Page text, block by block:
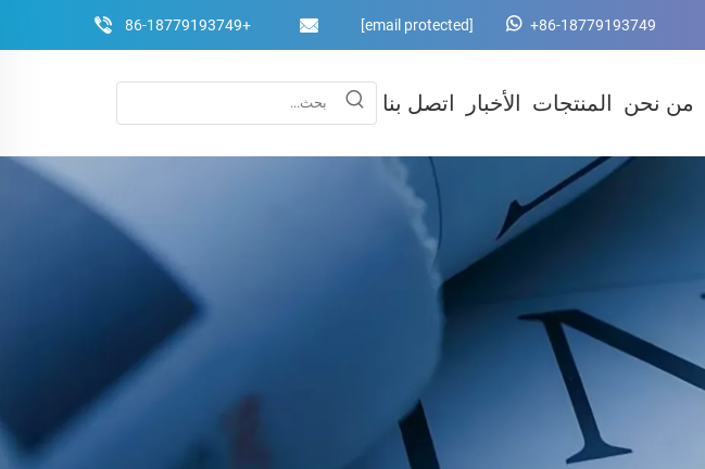
+86-18779193749 [email protected] +86-18779193749
من نحن المنتجات الأخبار اتصل بنا